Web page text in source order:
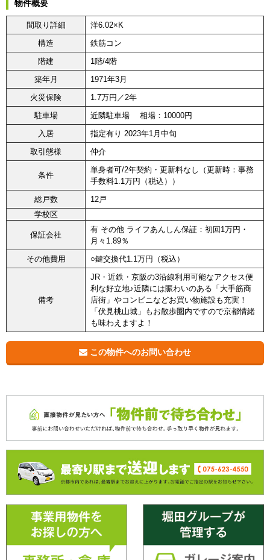
物件概要
間取り詳細
洋6.02×K
構造
鉄筋コン
階建
1階/4階
築年月
1971年3月
火災保険
1.7万円／2年
駐車場
近隣駐車場 相場：10000円
入居
指定有り 2023年1月中旬
取引態様
仲介
条件
単身者可/2年契約・更新料なし（更新時：事務
手数料1.1万円（税込））
総戸数
12戸
学校区
保証会社
有 その他 ライフあんしん保証：初回1万円・
月々1.89％
その他費用
○鍵交換代1.1万円（税込）
備考
JR・近鉄・京阪の3沿線利用可能なアクセス便
利な好立地♪近隣には賑わいのある「大手筋商
店街」やコンビニなどお買い物施設も充実！
「伏見桃山城」もお散歩圏内ですので京都情緒
も味わえますよ！
この物件へのお問い合わせ